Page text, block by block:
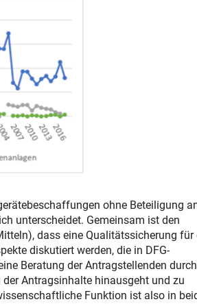
ohne Beteiligung
unterscheidet. Gemeinsam ist den
dass eine Qualitätssicherung für
diskutiert werden, die in DFG-
Beratung der Antragstellenden
Antragsinhalte hinausgeht und zu
Funktion ist also in